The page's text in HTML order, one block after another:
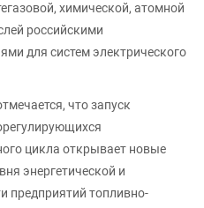
химической, атомной
российскими
для систем электрического
что запуск
цикла открывает новые
энергетической и
предприятий топливно-